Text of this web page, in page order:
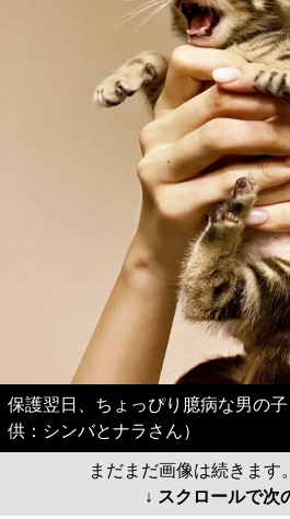
保護翌日、ちょっぴり臆病な男の
供：シンバとナラさん）
まだまだ画像は続きます
↓ スクロールで次